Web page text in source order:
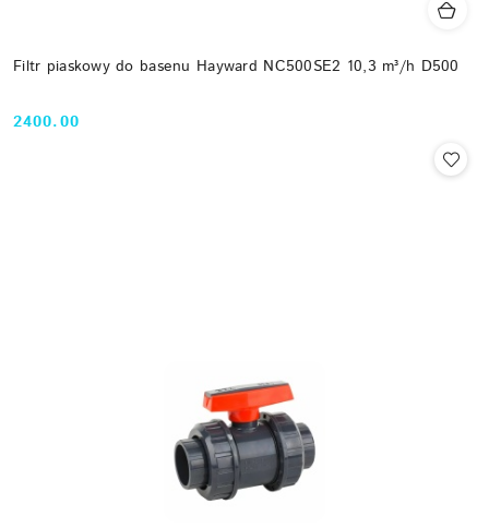
Filtr piaskowy do basenu Hayward NC500SE2 10,3 m³/h D500
Cena:
2400.00